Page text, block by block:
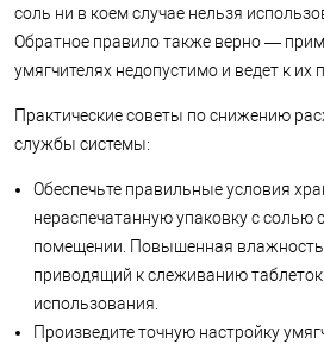
соль ни в коем случае нельзя
Обратное правило также верно —
умягчителях недопустимо и ведет к их
Практические советы по снижению
службы системы:
Обеспечьте правильные условия
нераспечатанную упаковку с солью
помещении. Повышенная
приводящий к слеживанию
использования.
Произведите точную настройку